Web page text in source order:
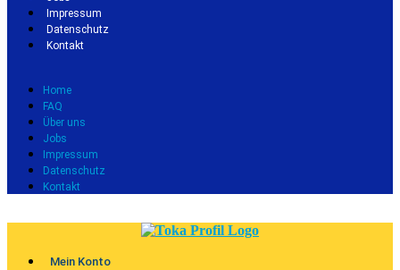
Impressum
Datenschutz
Kontakt
Home
FAQ
Über uns
Jobs
Impressum
Datenschutz
Kontakt
Mein Konto